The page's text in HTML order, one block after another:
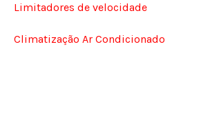
Limitadores de velocidade
Climatização Ar Condicionado